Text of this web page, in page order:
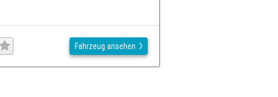
Fahrzeug ansehen